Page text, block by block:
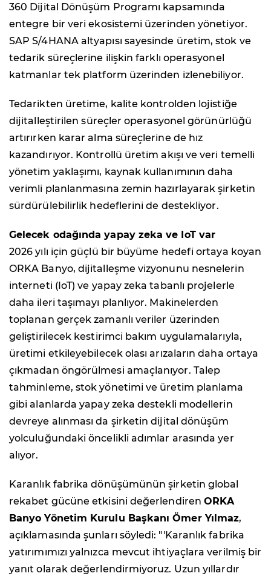
360 Dijital Dönüşüm Programı kapsamında
entegre bir veri ekosistemi üzerinden yönetiyor.
SAP S/4HANA altyapısı sayesinde üretim, stok ve
tedarik süreçlerine ilişkin farklı operasyonel
katmanlar tek platform üzerinden izlenebiliyor.
Tedarikten üretime, kalite kontrolden lojistiğe
dijitalleştirilen süreçler operasyonel görünürlüğü
artırırken karar alma süreçlerine de hız
kazandırıyor. Kontrollü üretim akışı ve veri temelli
yönetim yaklaşımı, kaynak kullanımının daha
verimli planlanmasına zemin hazırlayarak şirketin
sürdürülebilirlik hedeflerini de destekliyor.
Gelecek odağında yapay zeka ve IoT var
2026 yılı için güçlü bir büyüme hedefi ortaya koyan
ORKA Banyo, dijitalleşme vizyonunu nesnelerin
interneti (IoT) ve yapay zeka tabanlı projelerle
daha ileri taşımayı planlıyor. Makinelerden
toplanan gerçek zamanlı veriler üzerinden
geliştirilecek kestirimci bakım uygulamalarıyla,
üretimi etkileyebilecek olası arızaların daha ortaya
çıkmadan öngörülmesi amaçlanıyor. Talep
tahminleme, stok yönetimi ve üretim planlama
gibi alanlarda yapay zeka destekli modellerin
devreye alınması da şirketin dijital dönüşüm
yolculuğundaki öncelikli adımlar arasında yer
alıyor.
Karanlık fabrika dönüşümünün şirketin global
rekabet gücüne etkisini değerlendirenORKA
Banyo Yönetim Kurulu Başkanı Ömer Yılmaz,
açıklamasında şunları söyledi: "'Karanlık fabrika
yatırımımızı yalnızca mevcut ihtiyaçlara verilmiş bir
yanıt olarak değerlendirmiyoruz. Uzun yıllardır